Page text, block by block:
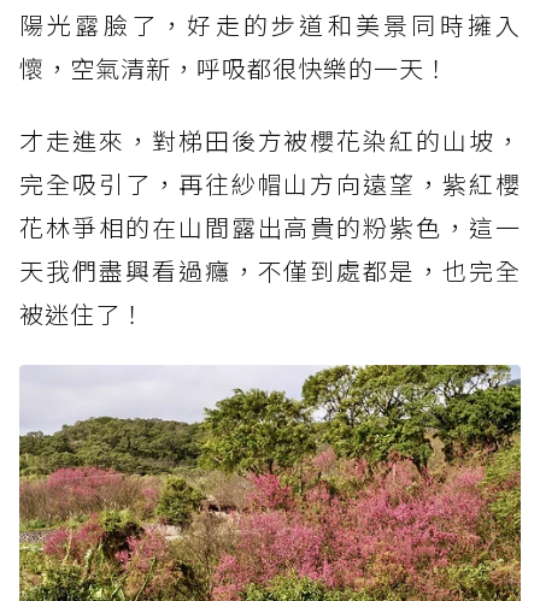
陽光露臉了，好走的步道和美景同時擁入
懷，空氣清新，呼吸都很快樂的一天！
才走進來，對梯田後方被櫻花染紅的山坡，
完全吸引了，再往紗帽山方向遠望，紫紅櫻
花林爭相的在山間露出高貴的粉紫色，這一
天我們盡興看過癮，不僅到處都是，也完全
被迷住了！